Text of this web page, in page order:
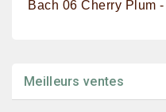
Bach 06 Cherry Plum
Meilleurs ventes